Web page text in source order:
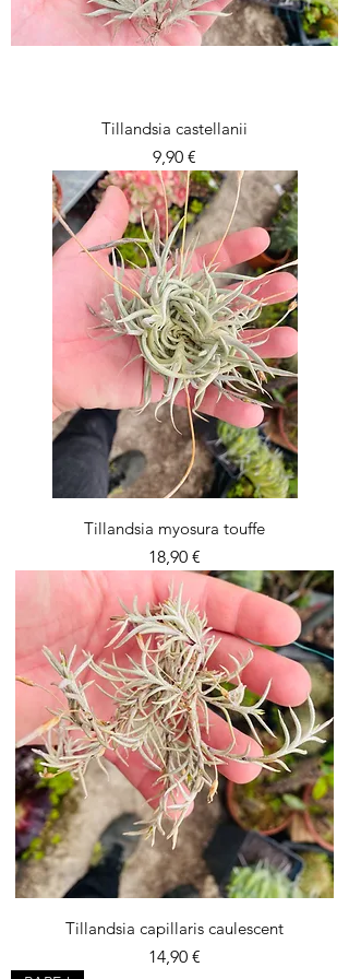
Tillandsia castellanii
Prix
9,90 €
Tillandsia myosura touffe
Prix
18,90 €
Tillandsia capillaris caulescent
Prix
14,90 €